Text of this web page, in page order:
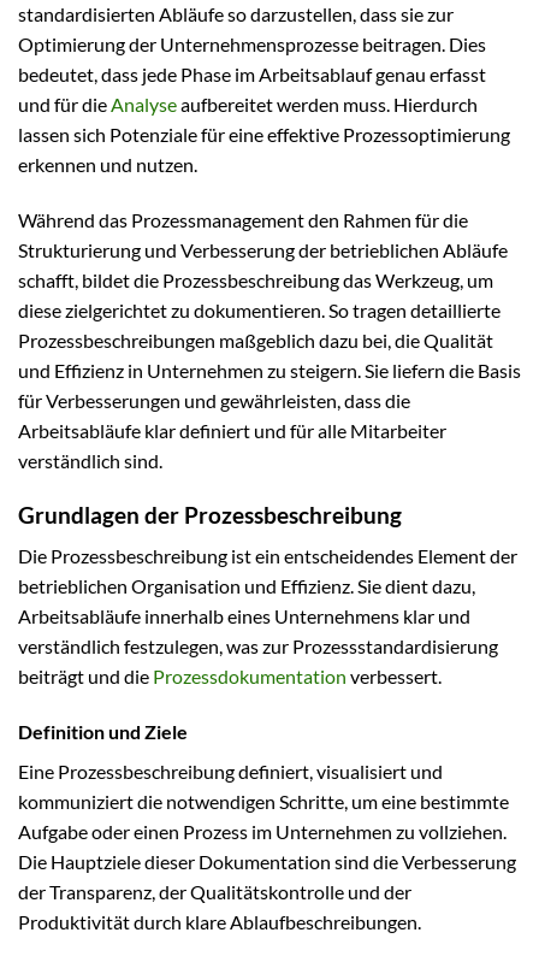
standardisierten Abläufe so darzustellen, dass sie zur
Optimierung der Unternehmensprozesse beitragen. Dies
bedeutet, dass jede Phase im Arbeitsablauf genau erfasst
und für dieAnalyseaufbereitet werden muss. Hierdurch
lassen sich Potenziale für eine effektive Prozessoptimierung
erkennen und nutzen.
Während das Prozessmanagement den Rahmen für die
Strukturierung und Verbesserung der betrieblichen Abläufe
schafft, bildet die Prozessbeschreibung das Werkzeug, um
diese zielgerichtet zu dokumentieren. So tragen detaillierte
Prozessbeschreibungen maßgeblich dazu bei, die Qualität
und Effizienz in Unternehmen zu steigern. Sie liefern die Basis
für Verbesserungen und gewährleisten, dass die
Arbeitsabläufe klar definiert und für alle Mitarbeiter
verständlich sind.
Grundlagen der Prozessbeschreibung
Die Prozessbeschreibung ist ein entscheidendes Element der
betrieblichen Organisation und Effizienz. Sie dient dazu,
Arbeitsabläufe innerhalb eines Unternehmens klar und
verständlich festzulegen, was zur Prozessstandardisierung
beiträgt und die Prozessdokumentation verbessert.
Definition und Ziele
Eine Prozessbeschreibung definiert, visualisiert und
kommuniziert die notwendigen Schritte, um eine bestimmte
Aufgabe oder einen Prozess im Unternehmen zu vollziehen.
Die Hauptziele dieser Dokumentation sind die Verbesserung
der Transparenz, der Qualitätskontrolle und der
Produktivität durch klare Ablaufbeschreibungen.